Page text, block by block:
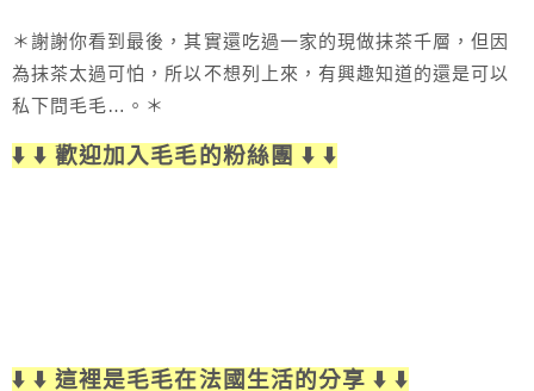
＊謝謝你看到最後，其實還吃過一家的現做抹茶千層，但因
為抹茶太過可怕，所以不想列上來，有興趣知道的還是可以
私下問毛毛…。＊
⬇️ ⬇️ 歡迎加入毛毛的粉絲團 ⬇️ ⬇️
⬇️ ⬇️ 這裡是毛毛在法國生活的分享 ⬇️ ⬇️